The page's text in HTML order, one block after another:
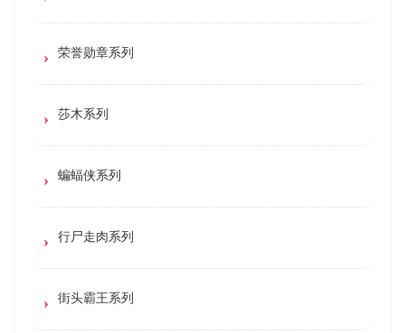
荣誉勋章系列
莎木系列
蝙蝠侠系列
行尸走肉系列
街头霸王系列